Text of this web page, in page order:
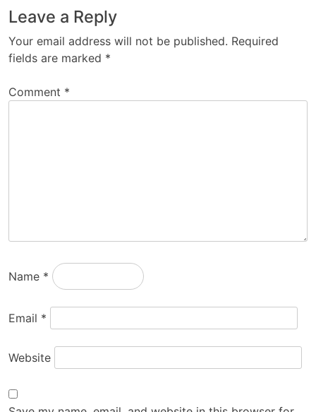
Leave a Reply
Your email address will not be published. Required
fields are marked *
Comment *
Name *
Email *
Website